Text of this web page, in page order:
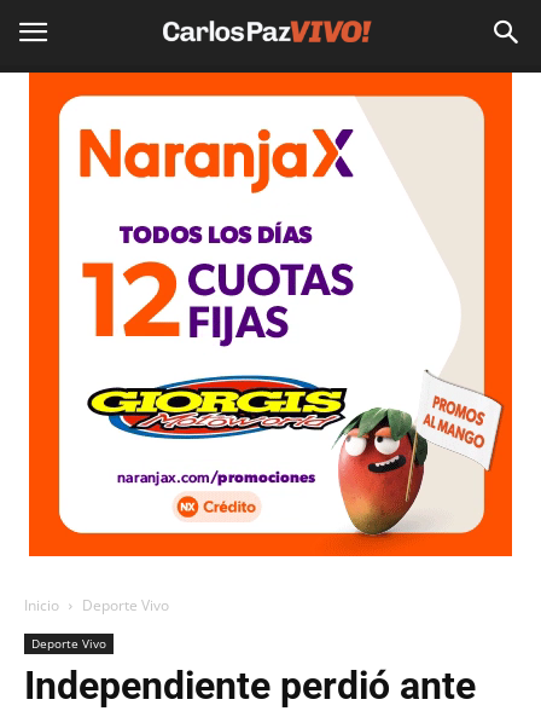
Inicio Deporte Vivo
Deporte Vivo
Independiente perdió ante